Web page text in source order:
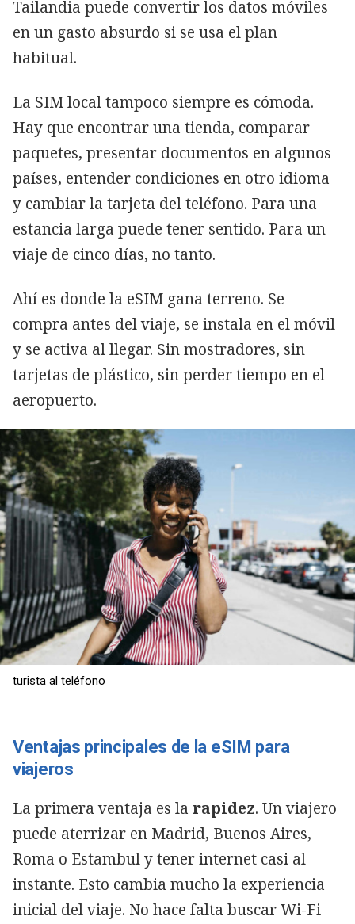
Tailandia puede convertir los datos móviles
en un gasto absurdo si se usa el plan
habitual.
La SIM local tampoco siempre es cómoda.
Hay que encontrar una tienda, comparar
paquetes, presentar documentos en algunos
países, entender condiciones en otro idioma
y cambiar la tarjeta del teléfono. Para una
estancia larga puede tener sentido. Para un
viaje de cinco días, no tanto.
Ahí es donde la eSIM gana terreno. Se
compra antes del viaje, se instala en el móvil
y se activa al llegar. Sin mostradores, sin
tarjetas de plástico, sin perder tiempo en el
aeropuerto.
turista al teléfono
Ventajas principales de la eSIM para
viajeros
La primera ventaja es la rapidez. Un viajero
puede aterrizar en Madrid, Buenos Aires,
Roma o Estambul y tener internet casi al
instante. Esto cambia mucho la experiencia
inicial del viaje. No hace falta buscar Wi-Fi